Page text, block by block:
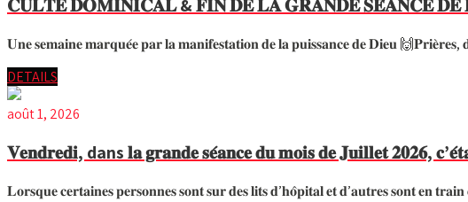
𝐂𝐔𝐋𝐓𝐄 𝐃𝐎𝐌𝐈𝐍𝐈𝐂𝐀𝐋 & 𝐅𝐈𝐍 𝐃𝐄 𝐋𝐀 𝐆𝐑𝐀𝐍𝐃𝐄 𝐒𝐄́𝐀𝐍𝐂𝐄 𝐃𝐄
𝐔𝐧𝐞 𝐬𝐞𝐦𝐚𝐢𝐧𝐞 𝐦𝐚𝐫𝐪𝐮𝐞́𝐞 𝐩𝐚𝐫 𝐥𝐚 𝐦𝐚𝐧𝐢𝐟𝐞𝐬𝐭𝐚𝐭𝐢𝐨𝐧 𝐝𝐞 𝐥𝐚 𝐩𝐮𝐢𝐬𝐬𝐚𝐧𝐜𝐞 𝐝𝐞 𝐃𝐢𝐞𝐮
DETAILS
août 1, 2026
𝐕𝐞𝐧𝐝𝐫𝐞𝐝𝐢, dans 𝐥𝐚 𝐠𝐫𝐚𝐧𝐝𝐞 𝐬𝐞́𝐚𝐧𝐜𝐞 𝐝𝐮 𝐦𝐨𝐢𝐬 𝐝𝐞 𝐉𝐮𝐢𝐥𝐥𝐞𝐭 𝟐𝟎𝟐𝟔,
𝐋𝐨𝐫𝐬𝐪𝐮𝐞 𝐜𝐞𝐫𝐭𝐚𝐢𝐧𝐞𝐬 𝐩𝐞𝐫𝐬𝐨𝐧𝐧𝐞𝐬 𝐬𝐨𝐧𝐭 𝐬𝐮𝐫 𝐝𝐞𝐬 𝐥𝐢𝐭𝐬 𝐝’𝐡𝐨̂𝐩𝐢𝐭𝐚𝐥 𝐞𝐭 𝐝’𝐚𝐮𝐭𝐫𝐞𝐬 𝐬𝐨𝐧𝐭 𝐞𝐧